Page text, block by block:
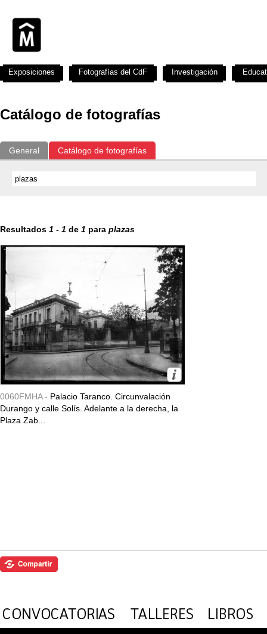
Catálogo de fotografías
General Catálogo de fotografías
Resultados 1 - 1 de 1 para plazas
0060FMHA - Palacio Taranco. Circunvalación
Durango y calle Solís. Adelante a la derecha, la
Plaza Zab...
Exposiciones Fotografías del CdF Investigación